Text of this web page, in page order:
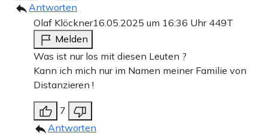
Antworten
Olaf Klöckner16.05.2025 um 16:36 Uhr 449T
Melden
Was ist nur los mit diesen Leuten ?
Kann ich mich nur im Namen meiner Familie von
Distanzieren !
7
Antworten